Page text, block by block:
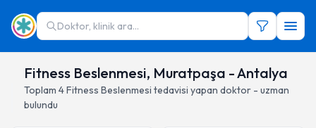
Doktor, klinik ara...
Fitness Beslenmesi, Muratpaşa - Antalya
Toplam 4Fitness Beslenmesi tedavisi yapan doktor - uzman
bulundu